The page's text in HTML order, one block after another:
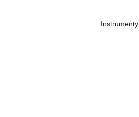
Instrumenty